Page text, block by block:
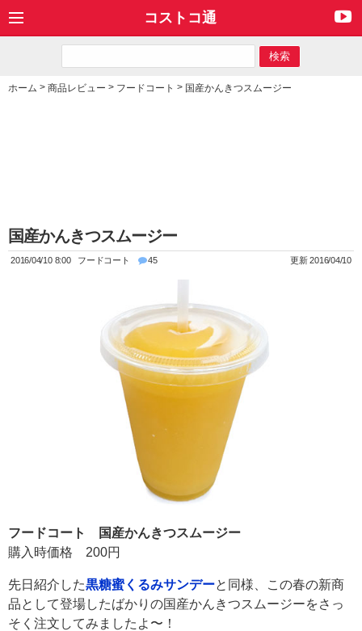
コストコ通
ホーム > 商品レビュー > フードコート > 国産かんきつスムージー
国産かんきつスムージー
2016/04/10 8:00 フードコート 45 更新 2016/04/10
フードコート 国産かんきつスムージー
購入時価格 200円
先日紹介した黒糖蜜くるみサンデーと同様、この春の新商
品として登場したばかりの国産かんきつスムージーをさっ
そく注文してみましたよ〜！